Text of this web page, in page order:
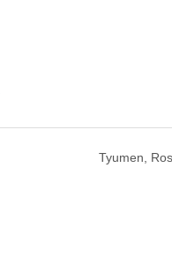
Tyumen,